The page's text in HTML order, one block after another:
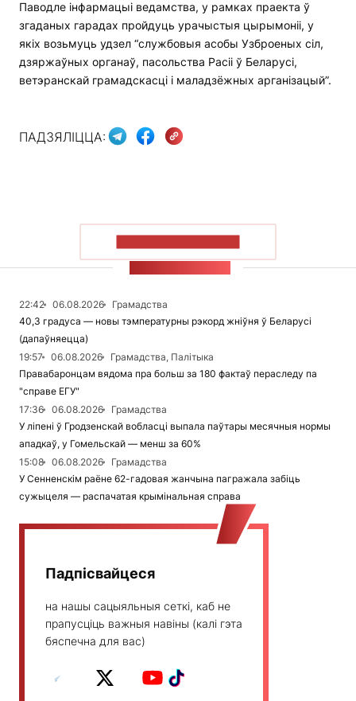
Паводле інфармацыі ведамства, у рамках праекта ў
згаданых гарадах пройдуць урачыстыя цырымоніі, у
якіх возьмуць удзел “службовыя асобы Узброеных сіл,
дзяржаўных органаў, пасольства Расіі ў Беларусі,
ветэранскай грамадскасці і маладзёжных арганізацый”.
ПАДЗЯЛІЦЦА:
22:42 06.08.2026
Грамадства
40,3 градуса — новы тэмпературны рэкорд жніўня ў Беларусі
(дапаўняецца)
19:57
06.08.2026
Грамадства, Палітыка
Правабаронцам вядома пра больш за 180 фактаў пераследу па
"справе ЕГУ"
17:36
06.08.2026
Грамадства
У ліпені ў Гродзенскай вобласці выпала паўтары месячныя нормы
ападкаў, у Гомельскай — менш за 60%
15:08
06.08.2026
Грамадства
У Сенненскім раёне 62-гадовая жанчына пагражала забіць
сужыцеля — распачатая крымінальная справа
Падпісвайцеся
на нашы сацыяльныя сеткі, каб не
прапусціць важныя навіны (калі гэта
бяспечна для вас)